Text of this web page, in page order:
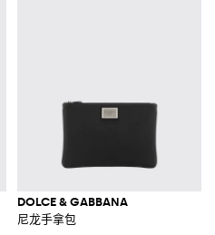
DOLCE & GABBANA
尼龙手拿包